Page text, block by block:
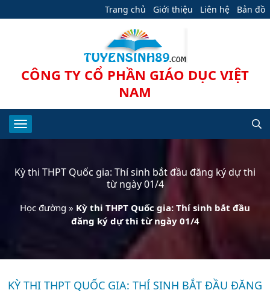
Trang chủ Giới thiệu Liên hệ Bản đồ
CÔNG TY CỔ PHẦN GIÁO DỤC VIỆT
NAM
Kỳ thi THPT Quốc gia: Thí sinh bắt đầu đăng ký dự thi
từ ngày 01/4
Học đường » Kỳ thi THPT Quốc gia: Thí sinh bắt đầu
đăng ký dự thi từ ngày 01/4
KỲ THI THPT QUỐC GIA: THÍ SINH BẮT ĐẦU ĐĂNG